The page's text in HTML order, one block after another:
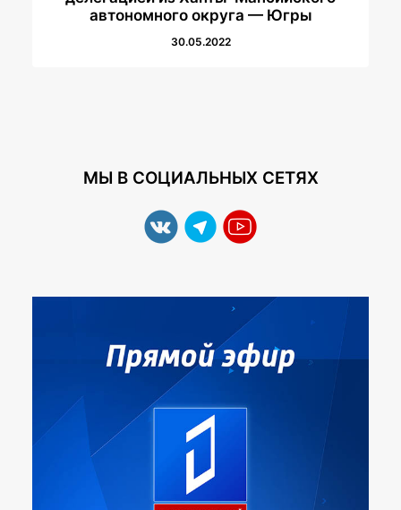
автономного округа — Югры
30.05.2022
МЫ В СОЦИАЛЬНЫХ СЕТЯХ